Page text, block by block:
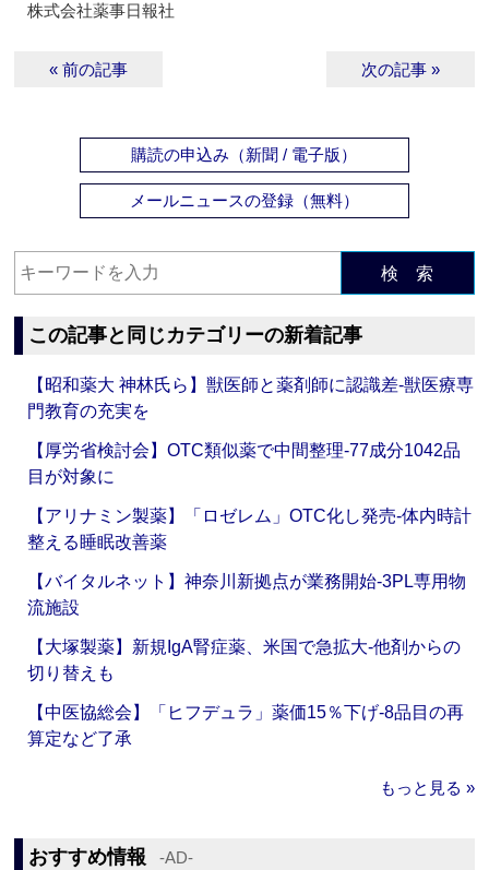
株式会社薬事日報社
« 前の記事 次の記事 »
購読の申込み（新聞 / 電子版）
メールニュースの登録（無料）
検 索
この記事と同じカテゴリーの新着記事
【昭和薬大 神林氏ら】獣医師と薬剤師に認識差‐獣医療専
門教育の充実を
【厚労省検討会】OTC類似薬で中間整理‐77成分1042品
目が対象に
【アリナミン製薬】「ロゼレム」OTC化し発売‐体内時計
整える睡眠改善薬
【バイタルネット】神奈川新拠点が業務開始‐3PL専用物
流施設
【大塚製薬】新規IgA腎症薬、米国で急拡大‐他剤からの
切り替えも
【中医協総会】「ヒフデュラ」薬価15％下げ‐8品目の再
算定など了承
もっと見る »
おすすめ情報 ‐AD‐